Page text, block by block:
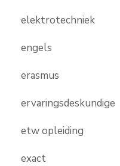
elektrotechniek
engels
erasmus
ervaringsdeskundige
etw opleiding
exact